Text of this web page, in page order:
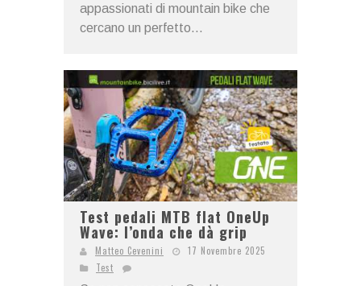
appassionati di mountain bike che
cercano un perfetto...
Test pedali MTB flat OneUp
Wave: l’onda che dà grip
Matteo Cevenini
17 Novembre 2025
Test